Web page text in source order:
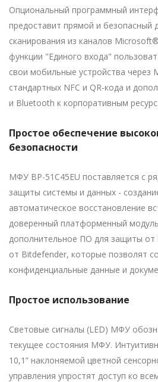
Опциональный программный
предоставит прямой и безопасный
сканирования из каналов
функции "Единого входа"
свои мобильные устройства через
стандартных NFC и QR-кода и
и Bluetooth к корпоративным
Простое обеспечение
безопасности
МФУ BP-51C45EU поставляется с
защиты системы и данных -
автоматическое восстановление
доверенный платформенный
дополнительное ПО для защиты от
от Bitdefender, которые позволят
конфиденциальные данные и
Простое использование
Световые сигналы (LED) МФУ
текущее состояния МФУ.
10,1” наклоняемой цветной
управления упростят доступ ко